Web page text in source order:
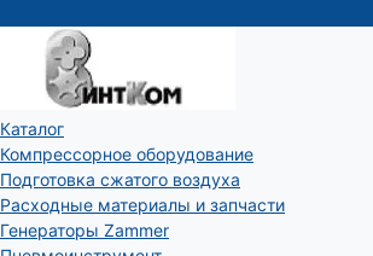
Каталог
Компрессорное оборудование
Подготовка сжатого воздуха
Расходные материалы и запчасти
Генераторы Zammer